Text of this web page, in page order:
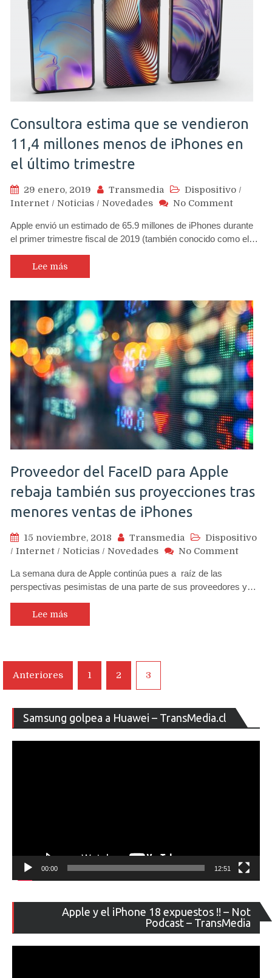
Consultora estima que se vendieron
11,4 millones menos de iPhones en
el último trimestre
29 enero, 2019 Transmedia Dispositivo /
Internet / Noticias / Novedades No Commenton
estima
que
menos
de
iPhones
en
el
último
Apple envió un estimado de 65.9 millones de iPhones durante
el primer trimestre fiscal de 2019 (también conocido como el…
Lee más
Proveedor del FaceID para Apple
rebaja también sus proyecciones tras
menores ventas de iPhones
15 noviembre, 2018 Transmedia
Dispositivo
/ Internet / Noticias / Novedades No Commenton
FaceID
de
La semana dura de Apple continúa pues a raíz de las
perspectivas pesimistas de una parte de sus proveedores y…
Lee más
Navegación
de
entradas
Anteriores 1 2 3
Samsung golpea a Huawei – TransMedia.cl
de
00:00 12:51
Apple y el iPhone 18 expuestos !! – Not
Podcast – TransMedia
de